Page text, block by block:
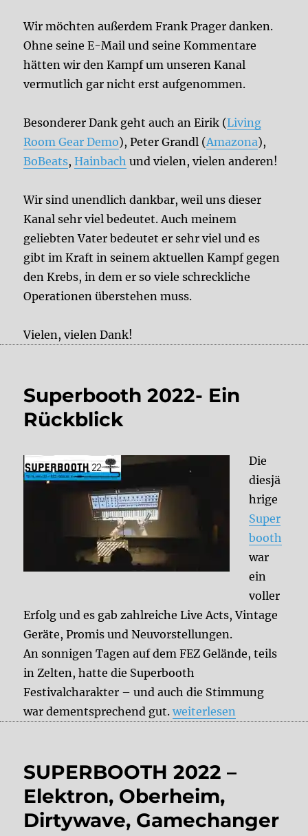
Wir möchten außerdem Frank Prager danken.
Ohne seine E-Mail und seine Kommentare
hätten wir den Kampf um unseren Kanal
vermutlich gar nicht erst aufgenommen.
Besonderer Dank geht auch an Eirik (Living
Room Gear Demo), Peter Grandl (Amazona),
BoBeats,Hainbach und vielen, vielen anderen!
Wir sind unendlich dankbar, weil uns dieser
Kanal sehr viel bedeutet. Auch meinem
geliebten Vater bedeutet er sehr viel und es
gibt im Kraft in seinem aktuellen Kampf gegen
den Krebs, in dem er so viele schreckliche
Operationen überstehen muss.
Vielen, vielen Dank!
Superbooth 2022- Ein
Rückblick
Die
diesjä
hrige
Super
booth
war
ein
voller
Erfolg und es gab zahlreiche Live Acts, Vintage
Geräte, Promis und Neuvorstellungen.
An sonnigen Tagen auf dem FEZ Gelände, teils
in Zelten, hatte die Superbooth
Festivalcharakter – und auch die Stimmung
war dementsprechend gut.„Superbooth 2022- Ein
weiterlesen
SUPERBOOTH 2022 –
Elektron, Oberheim,
Dirtywave, Gamechanger